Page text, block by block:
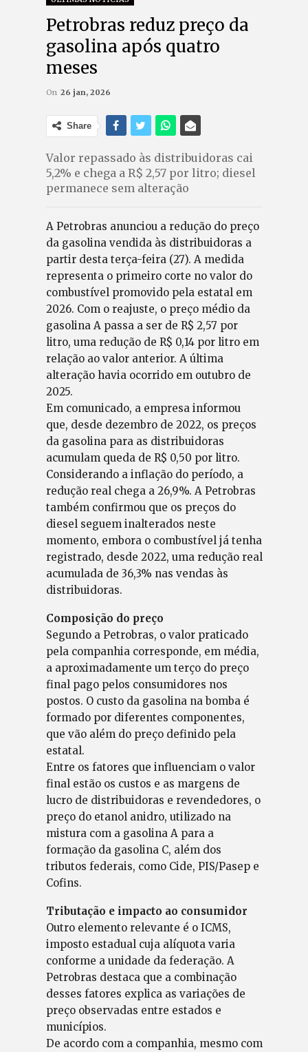
Petrobras reduz preço da
gasolina após quatro
meses
On 26 jan, 2026
Share
Valor repassado às distribuidoras cai
5,2% e chega a R$ 2,57 por litro; diesel
permanece sem alteração
A Petrobras anunciou a redução do preço
da gasolina vendida às distribuidoras a
partir desta terça-feira (27). A medida
representa o primeiro corte no valor do
combustível promovido pela estatal em
2026. Com o reajuste, o preço médio da
gasolina A passa a ser de R$ 2,57 por
litro, uma redução de R$ 0,14 por litro em
relação ao valor anterior. A última
alteração havia ocorrido em outubro de
2025.
Em comunicado, a empresa informou
que, desde dezembro de 2022, os preços
da gasolina para as distribuidoras
acumulam queda de R$ 0,50 por litro.
Considerando a inflação do período, a
redução real chega a 26,9%. A Petrobras
também confirmou que os preços do
diesel seguem inalterados neste
momento, embora o combustível já tenha
registrado, desde 2022, uma redução real
acumulada de 36,3% nas vendas às
distribuidoras.
Composição do preço
Segundo a Petrobras, o valor praticado
pela companhia corresponde, em média,
a aproximadamente um terço do preço
final pago pelos consumidores nos
postos. O custo da gasolina na bomba é
formado por diferentes componentes,
que vão além do preço definido pela
estatal.
Entre os fatores que influenciam o valor
final estão os custos e as margens de
lucro de distribuidoras e revendedores, o
preço do etanol anidro, utilizado na
mistura com a gasolina A para a
formação da gasolina C, além dos
tributos federais, como Cide, PIS/Pasep e
Cofins.
Tributação e impacto ao consumidor
Outro elemento relevante é o ICMS,
imposto estadual cuja alíquota varia
conforme a unidade da federação. A
Petrobras destaca que a combinação
desses fatores explica as variações de
preço observadas entre estados e
municípios.
De acordo com a companhia, mesmo com